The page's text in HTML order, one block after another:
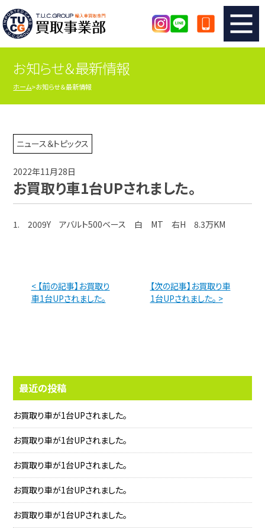
TUCのカンタン査定
査定の注意事項 メーカー別査定フォーム
TUCの買取実績
店舗紹介
お知らせ＆最新情報
ホーム お知らせ＆最新情報
ニュース＆トピックス
2022年11月28日
お買取り車1台UPされました。
1. 2009Y アバルト500ベース 白 MT 右H 8.3万KM
< 【前の記事】お買取り
車1台UPされました。
【次の記事】お買取り車
1台UPされました。 >
最近の投稿
お買取り車が1台UPされました。
お買取り車が1台UPされました。
お買取り車が1台UPされました。
お買取り車が1台UPされました。
お買取り車が1台UPされました。